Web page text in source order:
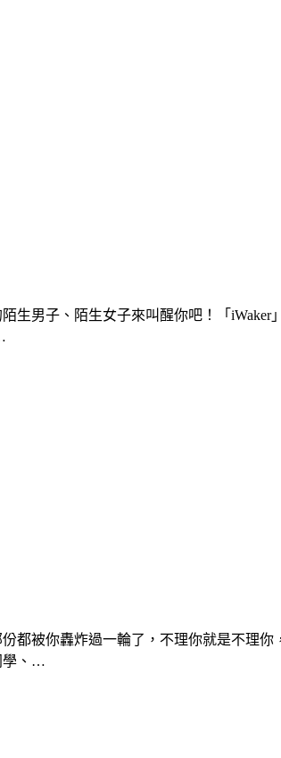
男子、陌生女子來叫醒你吧！「
都被你轟炸過一輪了，不理你就是不理
學、…